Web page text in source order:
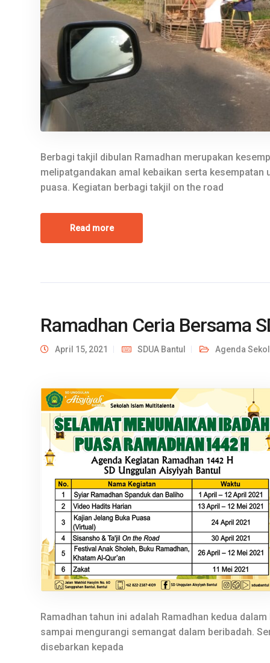
Berbagi takjil dibulan Ramadhan merupakan
melipatgandakan amal kebaikan serta
puasa. Kegiatan berbagi takjil on the road
Read more
Ramadhan Ceria Bersama
April 15, 2021 SDUA Bantul Agenda
Ramadhan tahun ini adalah Ramadhan kedua
sampai mengurangi semangat dalam beribadah.
disebarkan kepada